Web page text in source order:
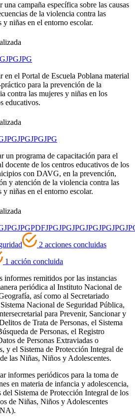
una campaña específica sobre las causas
de la violencia contra las
y niñas en el entorno escolar.
JPGJPG
en el Portal de Escuela Poblana material
para la prevención de la
contra las mujeres y niñas en los
educativos.
JPGJPGJPGJPG
un programa de capacitación para el
docente de los centros educativos de los
con DAVG, en la prevención,
y atención de la violencia contra las
y niñas en el entorno escolar.
JPGJPGPDFJPGJPGJPGJPGJPGJPG
2 acciones concluidas
1 acción concluida
informes remitidos por las instancias
periódica al Instituto Nacional de
así como al Secretariado
Nacional de Seguridad Pública,
para Prevenir, Sancionar y
de Trata de Personas, el Sistema
de Personas, el Registro
de Personas Extraviadas o
y el Sistema de Protección Integral de
las Niñas, Niños y Adolescentes.
informes periódicos para la toma de
en materia de infancia y adolescencia,
del Sistema de Protección Integral de los
de Niñas, Niños y Adolescentes